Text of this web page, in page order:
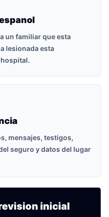
un familiar que esta
lesionada esta
mensajes, testigos,
seguro y datos del lugar
inicial